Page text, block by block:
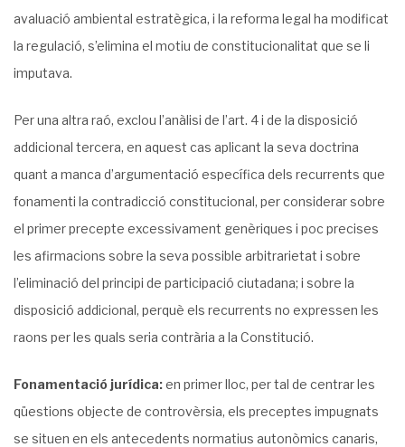
avaluació ambiental estratègica, i la reforma legal ha modificat
la regulació, s’elimina el motiu de constitucionalitat que se li
imputava.
Per una altra raó, exclou l’anàlisi de l’art. 4 i de la disposició
addicional tercera, en aquest cas aplicant la seva doctrina
quant a manca d’argumentació específica dels recurrents que
fonamenti la contradicció constitucional, per considerar sobre
el primer precepte excessivament genèriques i poc precises
les afirmacions sobre la seva possible arbitrarietat i sobre
l’eliminació del principi de participació ciutadana; i sobre la
disposició addicional, perquè els recurrents no expressen les
raons per les quals seria contrària a la Constitució.
Fonamentació jurídica:en primer lloc, per tal de centrar les
qüestions objecte de controvèrsia, els preceptes impugnats
se situen en els antecedents normatius autonòmics canaris,